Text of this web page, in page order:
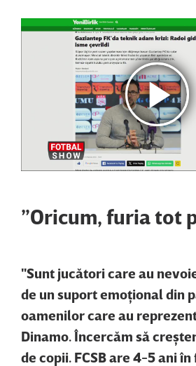
”Oricum, furia tot
"Sunt jucători care au
de un suport emoţional din
oamenilor care au
Dinamo. Încercăm să
de copii. FCSB are 4-5 ani